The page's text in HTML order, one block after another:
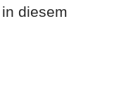
diesem